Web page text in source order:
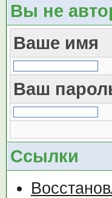
Вы не
Ваше имя
Ваш
Ссылки